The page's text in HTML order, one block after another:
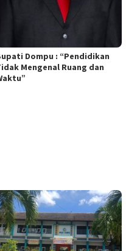
Dompu : “Pendidikan
Mengenal Ruang dan